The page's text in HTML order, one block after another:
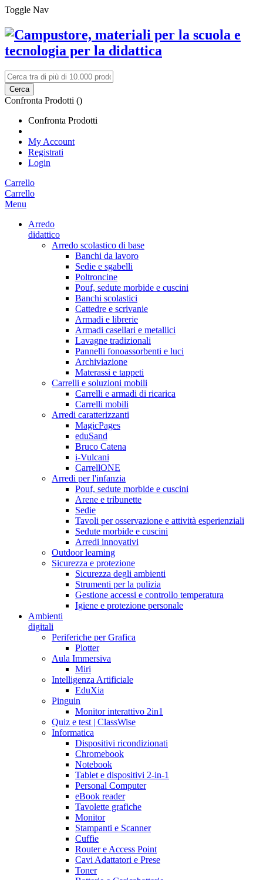
Toggle Nav
Cerca
Confronta Prodotti ()
Confronta Prodotti
My Account
Registrati
Login
Carrello
Carrello
Menu
Arredo
didattico
Arredo scolastico di base
Banchi da lavoro
Sedie e sgabelli
Poltroncine
Pouf, sedute morbide e cuscini
Banchi scolastici
Cattedre e scrivanie
Armadi e librerie
Armadi casellari e metallici
Lavagne tradizionali
Pannelli fonoassorbenti e luci
Archiviazione
Materassi e tappeti
Carrelli e soluzioni mobili
Carrelli e armadi di ricarica
Carrelli mobili
Arredi caratterizzanti
MagicPages
eduSand
Bruco Catena
i-Vulcani
CarrellONE
Arredi per l'infanzia
Pouf, sedute morbide e cuscini
Arene e tribunette
Sedie
Tavoli per osservazione e attività esperienziali
Sedute morbide e cuscini
Arredi innovativi
Outdoor learning
Sicurezza e protezione
Sicurezza degli ambienti
Strumenti per la pulizia
Gestione accessi e controllo temperatura
Igiene e protezione personale
Ambienti
digitali
Periferiche per Grafica
Plotter
Aula Immersiva
Miri
Intelligenza Artificiale
EduXia
Pinguin
Monitor interattivo 2in1
Quiz e test | ClassWise
Informatica
Dispositivi ricondizionati
Chromebook
Notebook
Tablet e dispositivi 2-in-1
Personal Computer
eBook reader
Tavolette grafiche
Monitor
Stampanti e Scanner
Cuffie
Router e Access Point
Cavi Adattatori e Prese
Toner